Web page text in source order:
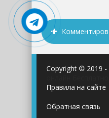
Copyright © 2019 -
Правила на сайте
Обратная связь